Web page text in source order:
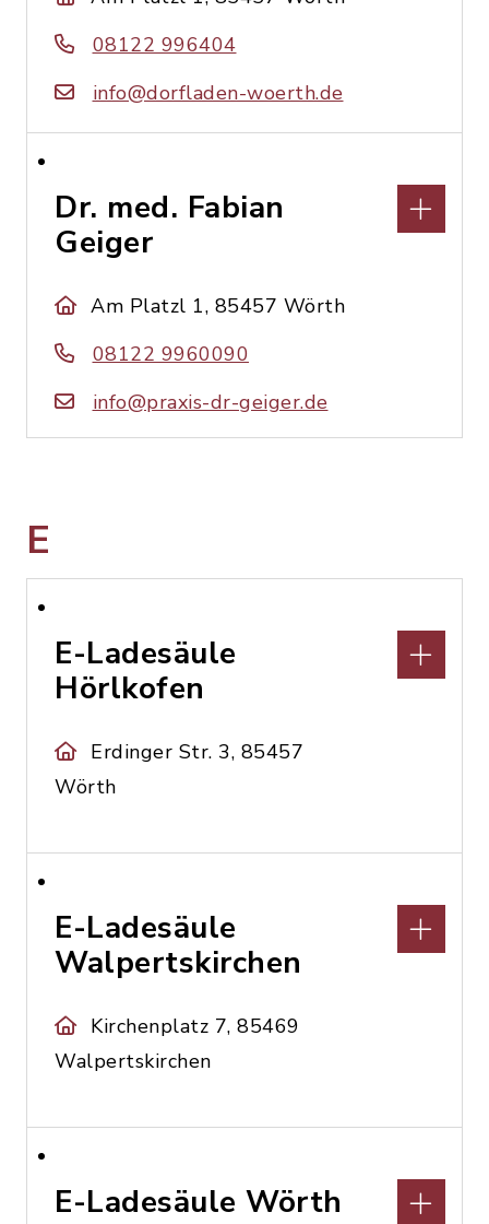
08122 996404
info@dorfladen-woerth.de
Dr. med. Fabian
Geiger
Am Platzl 1, 85457 Wörth
08122 9960090
info@praxis-dr-geiger.de
E
E-Ladesäule
Hörlkofen
Erdinger Str. 3, 85457
Wörth
E-Ladesäule
Walpertskirchen
Kirchenplatz 7, 85469
Walpertskirchen
E-Ladesäule Wörth